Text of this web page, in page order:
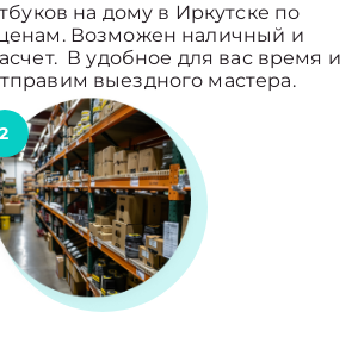
на дому в Иркутске по
Возможен наличный и
В удобное для вас время и
выездного мастера.
2